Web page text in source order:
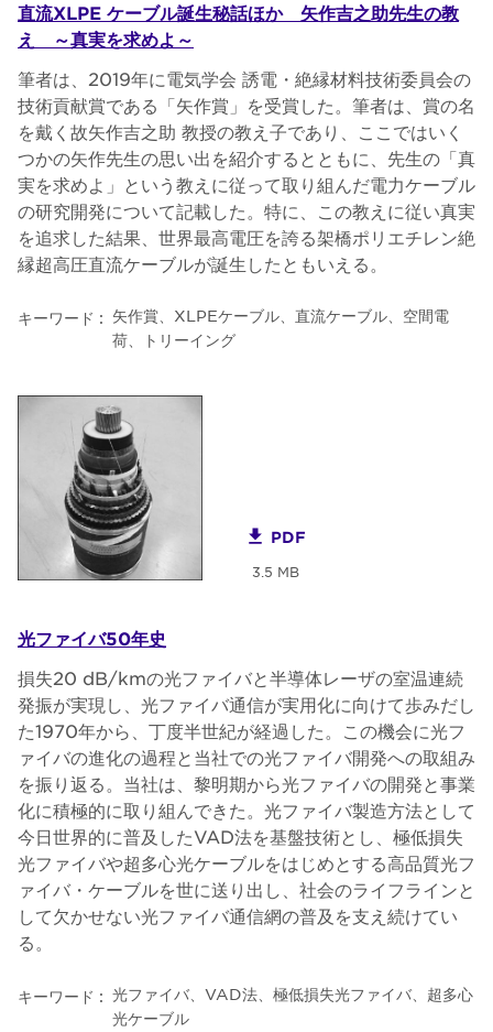
直流XLPE ケーブル誕生秘話ほか 矢作吉之助先生の教
え ～真実を求めよ～
筆者は、2019年に電気学会 誘電・絶縁材料技術委員会の
技術貢献賞である「矢作賞」を受賞した。筆者は、賞の名
を戴く故矢作吉之助 教授の教え子であり、ここではいく
つかの矢作先生の思い出を紹介するとともに、先生の「真
実を求めよ」という教えに従って取り組んだ電力ケーブル
の研究開発について記載した。特に、この教えに従い真実
を追求した結果、世界最高電圧を誇る架橋ポリエチレン絶
縁超高圧直流ケーブルが誕生したともいえる。
キーワード : 矢作賞、XLPEケーブル、直流ケーブル、空間電
荷、トリーイング
PDF
3.5 MB
光ファイバ50年史
損失20 dB/kmの光ファイバと半導体レーザの室温連続
発振が実現し、光ファイバ通信が実用化に向けて歩みだし
た1970年から、丁度半世紀が経過した。この機会に光フ
ァイバの進化の過程と当社での光ファイバ開発への取組み
を振り返る。当社は、黎明期から光ファイバの開発と事業
化に積極的に取り組んできた。光ファイバ製造方法として
今日世界的に普及したVAD法を基盤技術とし、極低損失
光ファイバや超多心光ケーブルをはじめとする高品質光フ
ァイバ・ケーブルを世に送り出し、社会のライフラインと
して欠かせない光ファイバ通信網の普及を支え続けてい
る。
キーワード : 光ファイバ、VAD法、極低損失光ファイバ、超多心
光ケーブル